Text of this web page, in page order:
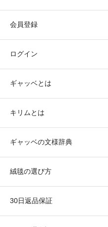
会員登録
ログイン
ギャッベとは
キリムとは
ギャッベの文様辞典
絨毯の選び方
30日返品保証